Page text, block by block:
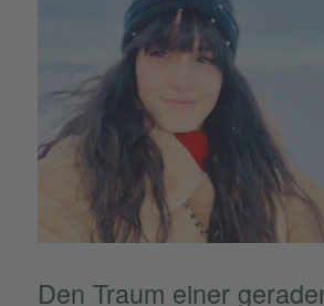
Den Traum einer